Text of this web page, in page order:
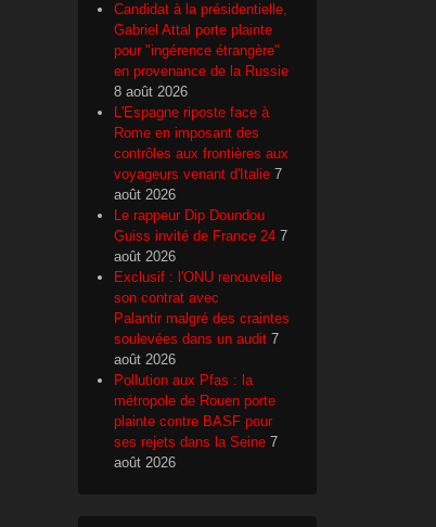
Candidat à la présidentielle,
Gabriel Attal porte plainte
pour "ingérence étrangère"
en provenance de la Russie
8 août 2026
L'Espagne riposte face à
Rome en imposant des
contrôles aux frontières aux
voyageurs venant d'Italie 7
août 2026
Le rappeur Dip Doundou
Guiss invité de France 24 7
août 2026
Exclusif : l'ONU renouvelle
son contrat avec
Palantir malgré des craintes
soulevées dans un audit 7
août 2026
Pollution aux Pfas : la
métropole de Rouen porte
plainte contre BASF pour
ses rejets dans la Seine 7
août 2026